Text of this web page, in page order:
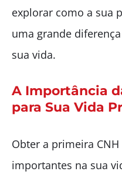
explorar como a sua
uma grande
sua vida.
A Importância
para Sua Vida
Obter a primeira
importantes na sua